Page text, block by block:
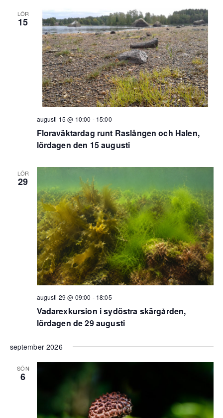
LÖR
15
augusti 15 @ 10:00 - 15:00
Floraväktardag runt Raslången och Halen,
lördagen den 15 augusti
LÖR
29
augusti 29 @ 09:00 - 18:05
Vadarexkursion i sydöstra skärgården,
lördagen de 29 augusti
september 2026
SÖN
6